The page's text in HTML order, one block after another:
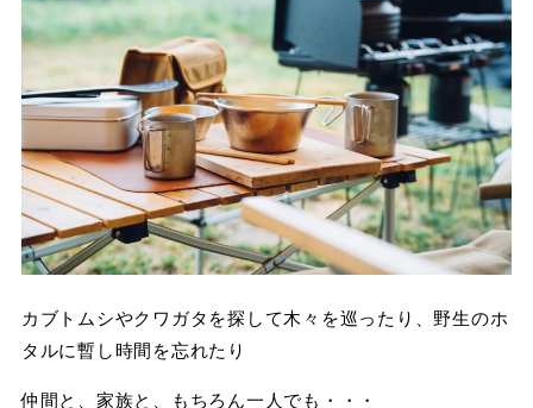
カブトムシやクワガタを探して木々を巡ったり、野生のホ
タルに暫し時間を忘れたり
仲間と、家族と、もちろん一人でも・・・